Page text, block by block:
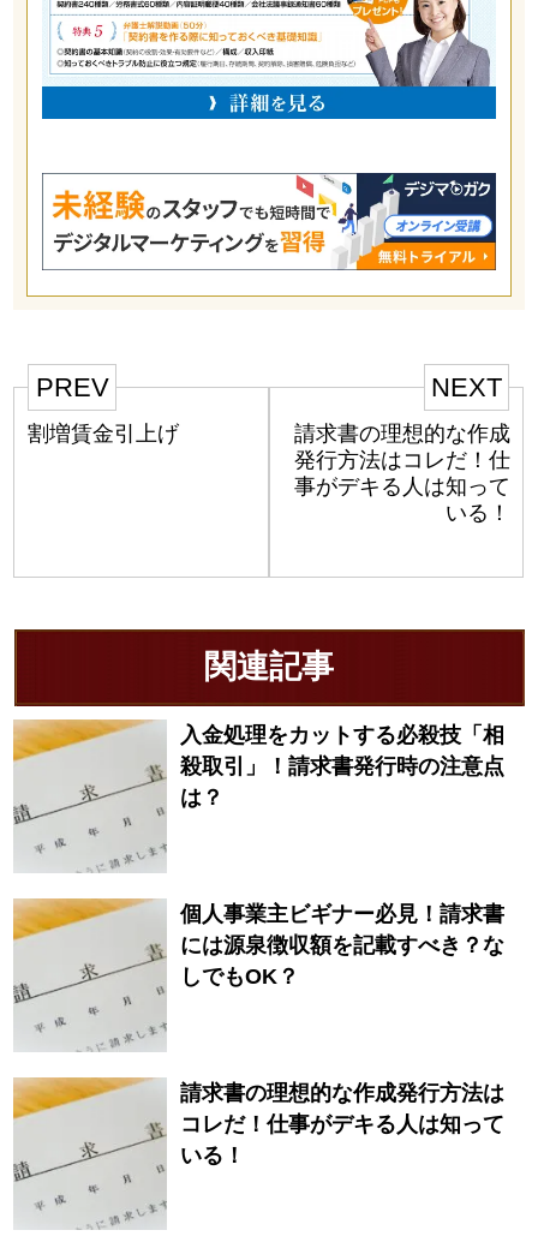
PREV
割増賃金引上げ
NEXT
請求書の理想的な作成
発行方法はコレだ！仕
事がデキる人は知って
いる！
関連記事
入金処理をカットする必殺技「相
殺取引」！請求書発行時の注意点
は？
個人事業主ビギナー必見！請求書
には源泉徴収額を記載すべき？な
しでもOK？
請求書の理想的な作成発行方法は
コレだ！仕事がデキる人は知って
いる！